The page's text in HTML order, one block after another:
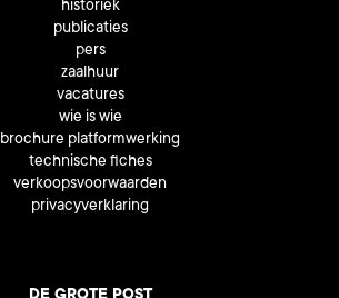
historiek
publicaties
pers
zaalhuur
vacatures
wie is wie
brochure platformwerking
technische fiches
verkoopsvoorwaarden
privacyverklaring